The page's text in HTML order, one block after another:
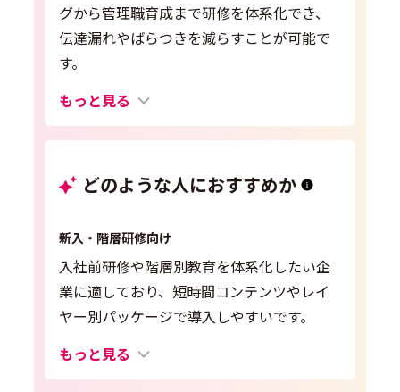
グから管理職育成まで研修を体系化でき、
伝達漏れやばらつきを減らすことが可能で
す。
もっと見る
どのような人におすすめか
新入・階層研修向け
入社前研修や階層別教育を体系化したい企
業に適しており、短時間コンテンツやレイ
ヤー別パッケージで導入しやすいです。
もっと見る